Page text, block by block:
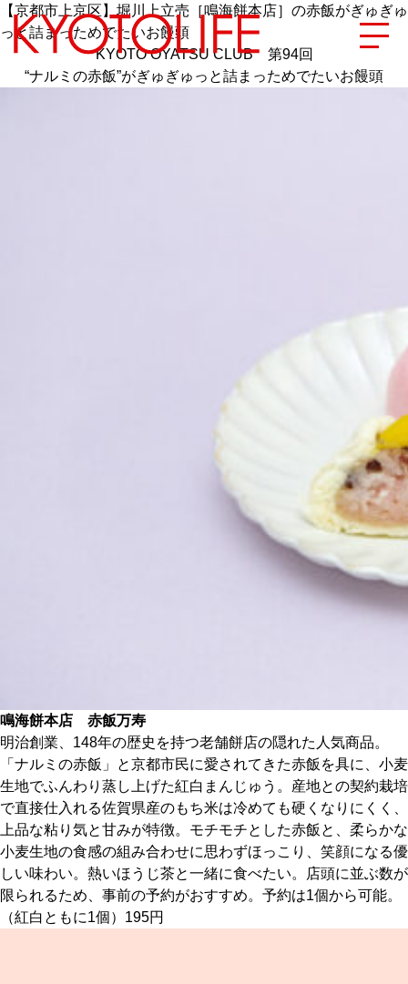
チケットプレゼント応募
SERIES
カレーが好き
京都おやつクラブ
私と店のはなし
【京都市上京区】堀川上立売［鳴海餅本店］の赤飯がぎゅぎゅ
っと詰まっためでたいお饅頭
KYOTO OYATSU CLUB 第94回
“ナルミの赤飯”がぎゅぎゅっと詰まっためでたいお饅頭
鳴海餅本店 赤飯万寿
明治創業、148年の歴史を持つ老舗餅店の隠れた人気商品。
「ナルミの赤飯」と京都市民に愛されてきた赤飯を具に、小麦
生地でふんわり蒸し上げた紅白まんじゅう。産地との契約栽培
で直接仕入れる佐賀県産のもち米は冷めても硬くなりにくく、
上品な粘り気と甘みが特徴。モチモチとした赤飯と、柔らかな
小麦生地の食感の組み合わせに思わずほっこり、笑顔になる優
しい味わい。熱いほうじ茶と一緒に食べたい。店頭に並ぶ数が
限られるため、事前の予約がおすすめ。予約は1個から可能。
（紅白ともに1個）195円